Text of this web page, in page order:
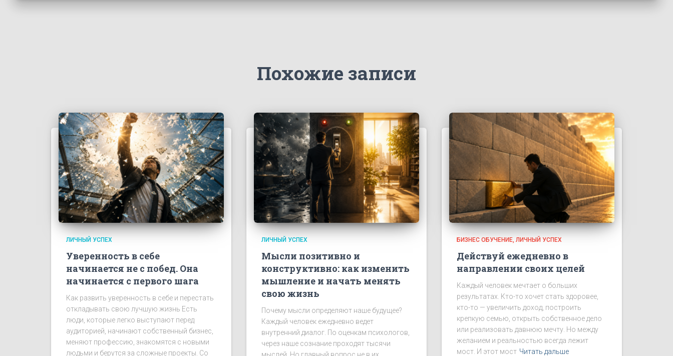
Похожие записи
ЛИЧНЫЙ УСПЕХ
Уверенность в себе
начинается не с побед. Она
начинается с первого шага
Как развить уверенность в себе и перестать
откладывать свою лучшую жизнь Есть
люди, которые легко выступают перед
аудиторией, начинают собственный бизнес,
меняют профессию, знакомятся с новыми
людьми и берутся за сложные проекты. Со
ЛИЧНЫЙ УСПЕХ
Мысли позитивно и
конструктивно: как изменить
мышление и начать менять
свою жизнь
Почему мысли определяют наше будущее?
Каждый человек ежедневно ведет
внутренний диалог. По оценкам психологов,
через наше сознание проходят тысячи
БИЗНЕС ОБУЧЕНИЕ ЛИЧНЫЙ УСПЕХ
Действуй ежедневно в
направлении своих целей
Каждый человек мечтает о больших
результатах. Кто-то хочет стать здоровее,
кто-то — увеличить доход, построить
крепкую семью, открыть собственное дело
или реализовать давнюю мечту. Но между
желанием и реальностью всегда лежит
мост. И этот мост Читать дальше